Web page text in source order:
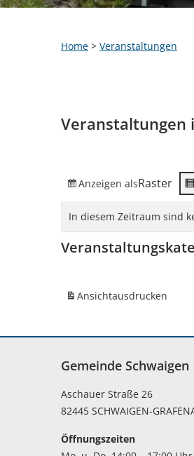
Home > Veranstaltungen
Veranstaltungen
Anzeigen alsRaster
In diesem Zeitraum sind
Ansichtausdrucken
Gemeinde Schwaigen
Aschauer Straße 26
82445 SCHWAIGEN-
Öffnungszeiten